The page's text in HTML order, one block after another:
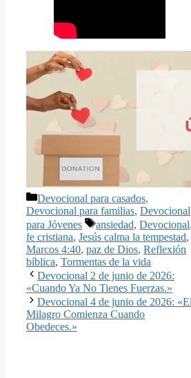
Categorías
Devocional para casados,
Devocional para familias, Devocional
para Jóvenes
Etiquetas
ansiedad, Devocional,
fe cristiana, Jesús calma la tempestad,
Marcos 4:40, paz de Dios, Reflexión
bíblica, Tormentas de la vida
Devocional 2 de junio de 2026:
«Cuando Ya No Tienes Fuerzas.»
Devocional 4 de junio de 2026: «El
Milagro Comienza Cuando
Obedeces.»